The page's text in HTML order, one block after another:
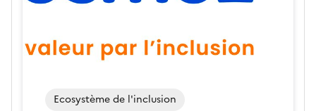
Ecosystème de l'inclusion